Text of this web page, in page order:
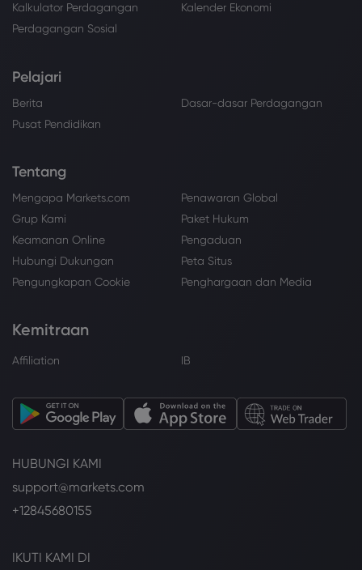
Kalkulator Perdagangan
Kalender Ekonomi
Perdagangan Sosial
Pelajari
Berita
Dasar-dasar Perdagangan
Pusat Pendidikan
Tentang
Mengapa Markets.com
Penawaran Global
Grup Kami
Paket Hukum
Keamanan Online
Pengaduan
Hubungi Dukungan
Peta Situs
Pengungkapan Cookie
Penghargaan dan Media
Kemitraan
Affiliation IB
HUBUNGI KAMI
support@markets.com
+12845680155
IKUTI KAMI DI